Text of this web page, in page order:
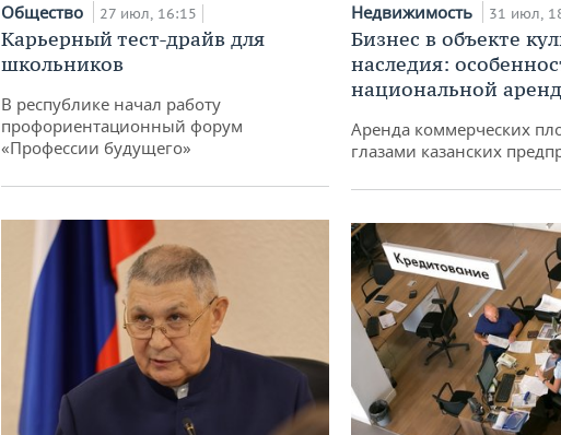
Общество 27 июл, 16:15
Карьерный тест-драйв для
школьников
В республике начал работу
профориентационный форум
«Профессии будущего»
Недвижимость 31 июл,
Бизнес в объекте
наследия:
национальной
Аренда коммерческих
глазами казанских